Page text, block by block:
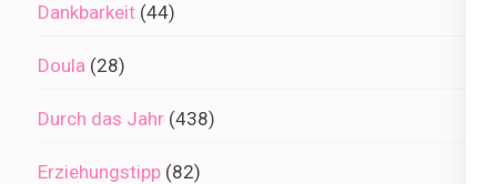
Dankbarkeit (44)
Doula (28)
Durch das Jahr (438)
Erziehungstipp (82)